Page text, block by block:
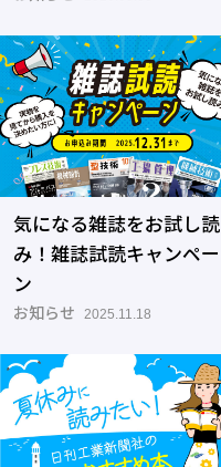
気になる雑誌をお試し読
み！雑誌試読キャンペー
ン
お知らせ 2025.11.18